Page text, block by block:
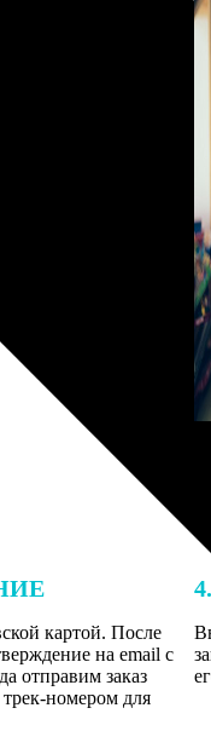
картой. После
на email с
отправим заказ
номером для